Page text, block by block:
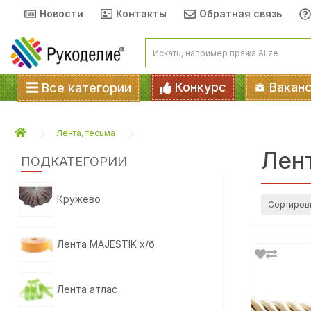
Новости Контакты Обратная связь
Все категории Конкурс
Лента, тесьма
ПОДКАТЕГОРИИ
Кружево
Лента MAJESTIK х/б
Лента атлас